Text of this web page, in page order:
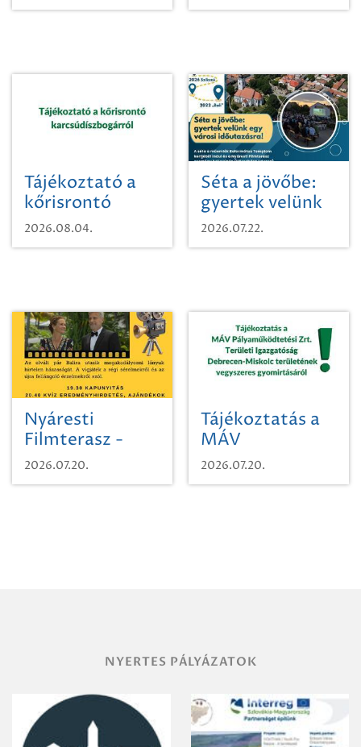
Tájékoztató a
kőrisrontó
karcsúdíszbogárról
2026.08.04.
Séta a jövőbe:
gyertek velünk
egy városi
időutazásra!
2026.07.22.
Nyáresti
Filmterasz -
Beugró a
Paradicsomba
2026.07.20.
Tájékoztatás a
MÁV
Pályaműködtetési
Zrt. Területi
2026.07.20.
NYERTES PÁLYÁZATOK